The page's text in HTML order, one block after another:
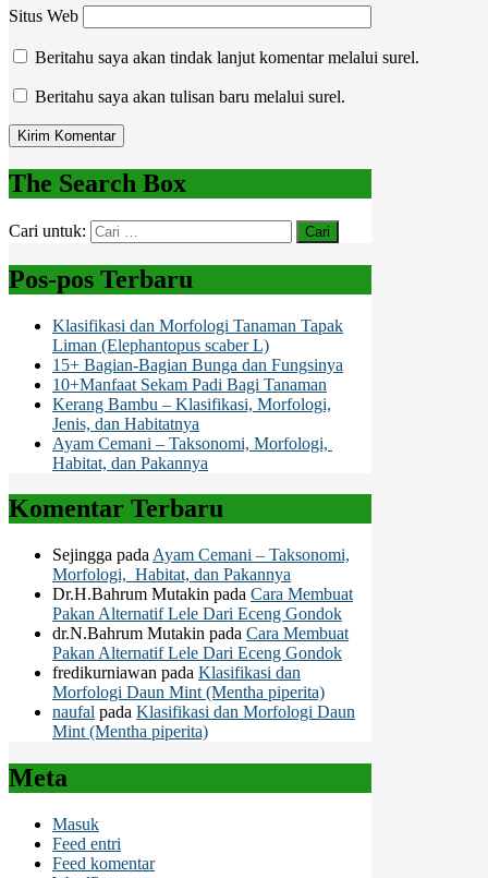
Situs Web
Beritahu saya akan tindak lanjut komentar melalui surel.
Beritahu saya akan tulisan baru melalui surel.
The Search Box
Cari untuk:
Pos-pos Terbaru
Klasifikasi dan Morfologi Tanaman Tapak
Liman (Elephantopus scaber L)
15+ Bagian-Bagian Bunga dan Fungsinya
10+Manfaat Sekam Padi Bagi Tanaman
Kerang Bambu – Klasifikasi, Morfologi,
Jenis, dan Habitatnya
Ayam Cemani – Taksonomi, Morfologi,
Habitat, dan Pakannya
Komentar Terbaru
Sejingga pada Ayam Cemani – Taksonomi,
Morfologi, Habitat, dan Pakannya
Dr.H.Bahrum Mutakin pada Cara Membuat
Pakan Alternatif Lele Dari Eceng Gondok
dr.N.Bahrum Mutakin pada Cara Membuat
Pakan Alternatif Lele Dari Eceng Gondok
fredikurniawan pada Klasifikasi dan
Morfologi Daun Mint (Mentha piperita)
naufal pada Klasifikasi dan Morfologi Daun
Mint (Mentha piperita)
Meta
Masuk
Feed entri
Feed komentar